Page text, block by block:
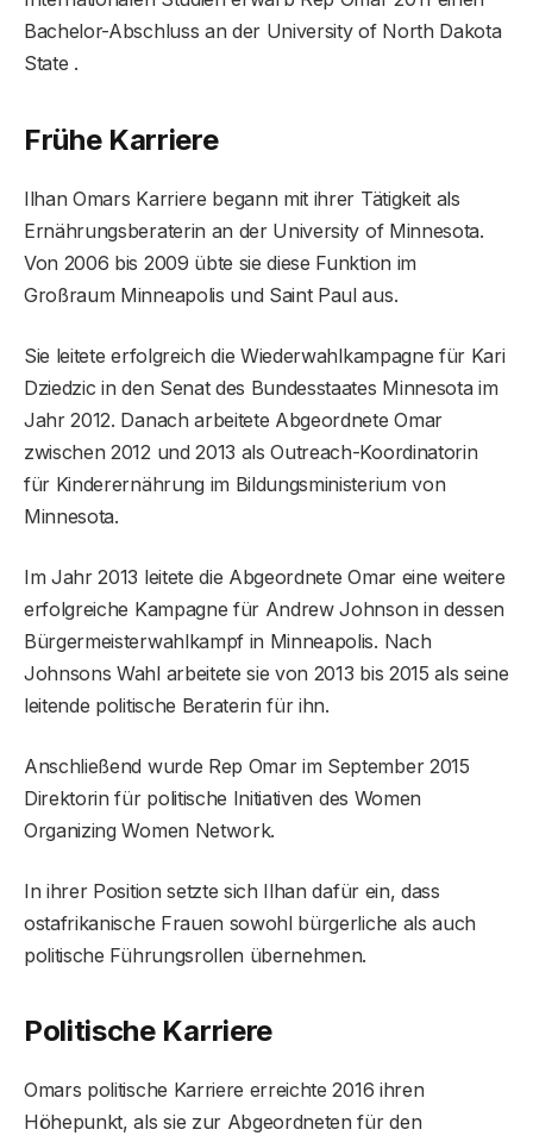
Bachelor-Abschluss an der University of North Dakota
State .
Frühe Karriere
Ilhan Omars Karriere begann mit ihrer Tätigkeit als
Ernährungsberaterin an der University of Minnesota.
Von 2006 bis 2009 übte sie diese Funktion im
Großraum Minneapolis und Saint Paul aus.
Sie leitete erfolgreich die Wiederwahlkampagne für Kari
Dziedzic in den Senat des Bundesstaates Minnesota im
Jahr 2012. Danach arbeitete Abgeordnete Omar
zwischen 2012 und 2013 als Outreach-Koordinatorin
für Kinderernährung im Bildungsministerium von
Minnesota.
Im Jahr 2013 leitete die Abgeordnete Omar eine weitere
erfolgreiche Kampagne für Andrew Johnson in dessen
Bürgermeisterwahlkampf in Minneapolis. Nach
Johnsons Wahl arbeitete sie von 2013 bis 2015 als seine
leitende politische Beraterin für ihn.
Anschließend wurde Rep Omar im September 2015
Direktorin für politische Initiativen des Women
Organizing Women Network.
In ihrer Position setzte sich Ilhan dafür ein, dass
ostafrikanische Frauen sowohl bürgerliche als auch
politische Führungsrollen übernehmen.
Politische Karriere
Omars politische Karriere erreichte 2016 ihren
Höhepunkt, als sie zur Abgeordneten für den